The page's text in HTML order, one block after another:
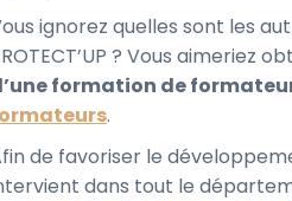
ignorez quelles sont les
? Vous aimeriez
formation de
.
de favoriser le
dans tout le